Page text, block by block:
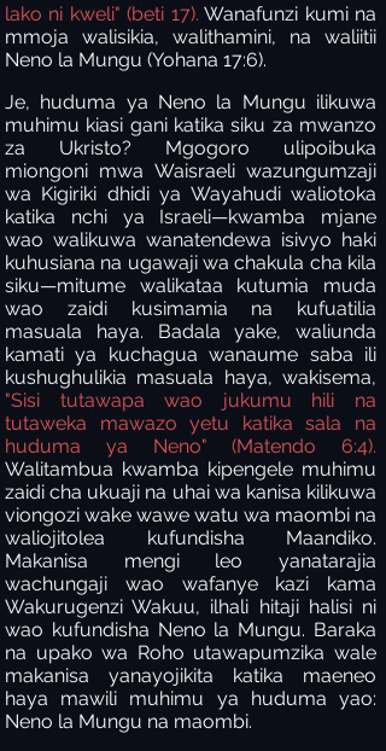
lako ni kweli" (beti 17).Wanafunzi kumi na
mmoja walisikia, walithamini, na waliitii
Neno la Mungu (Yohana 17:6).
Je, huduma ya Neno la Mungu ilikuwa
muhimu kiasi gani katika siku za mwanzo
za Ukristo? Mgogoro ulipoibuka
miongoni mwa Waisraeli wazungumzaji
wa Kigiriki dhidi ya Wayahudi waliotoka
katika nchi ya Israeli—kwamba mjane
wao walikuwa wanatendewa isivyo haki
kuhusiana na ugawaji wa chakula cha kila
siku—mitume walikataa kutumia muda
wao zaidi kusimamia na kufuatilia
masuala haya. Badala yake, waliunda
kamati ya kuchagua wanaume saba ili
kushughulikia masuala haya, wakisema,
"Sisi tutawapa wao jukumu hili na
tutaweka mawazo yetu katika sala na
huduma ya Neno" (Matendo 6:4).
Walitambua kwamba kipengele muhimu
zaidi cha ukuaji na uhai wa kanisa kilikuwa
viongozi wake wawe watu wa maombi na
waliojitolea kufundisha Maandiko.
Makanisa mengi leo yanatarajia
wachungaji wao wafanye kazi kama
Wakurugenzi Wakuu, ilhali hitaji halisi ni
wao kufundisha Neno la Mungu. Baraka
na upako wa Roho utawapumzika wale
makanisa yanayojikita katika maeneo
haya mawili muhimu ya huduma yao:
Neno la Mungu na maombi.